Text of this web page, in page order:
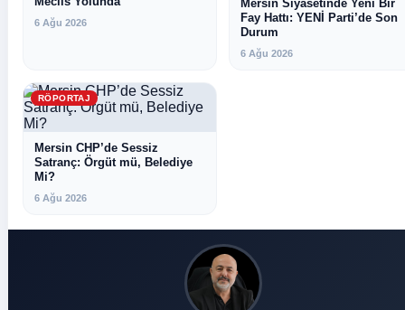
6 Ağu 2026
Mersin Siyasetinde Yeni Bir
Fay Hattı: YENİ Parti’de Son
Durum
6 Ağu 2026
RÖPORTAJ
Mersin CHP’de Sessiz
Satranç: Örgüt mü, Belediye
Mi?
6 Ağu 2026